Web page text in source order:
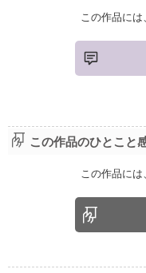
この作品には
この作品のひとこと
この作品には